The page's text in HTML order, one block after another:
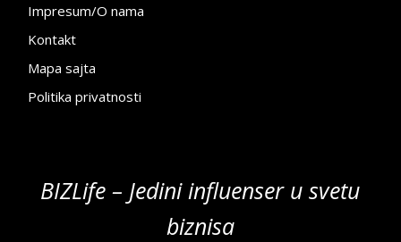
Impresum/O nama
Kontakt
Mapa sajta
Politika privatnosti
BIZLife – Jedini influenser u svetu
biznisa